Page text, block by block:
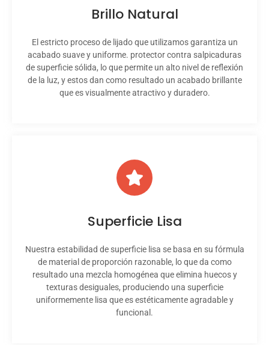
Brillo Natural
El estricto proceso de lijado que utilizamos garantiza un
acabado suave y uniforme. protector contra salpicaduras
de superficie sólida, lo que permite un alto nivel de reflexión
de la luz, y estos dan como resultado un acabado brillante
que es visualmente atractivo y duradero.
Superficie Lisa
Nuestra estabilidad de superficie lisa se basa en su fórmula
de material de proporción razonable, lo que da como
resultado una mezcla homogénea que elimina huecos y
texturas desiguales, produciendo una superficie
uniformemente lisa que es estéticamente agradable y
funcional.